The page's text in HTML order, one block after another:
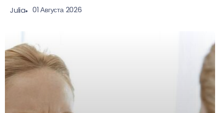
Julia 01 Августа 2026